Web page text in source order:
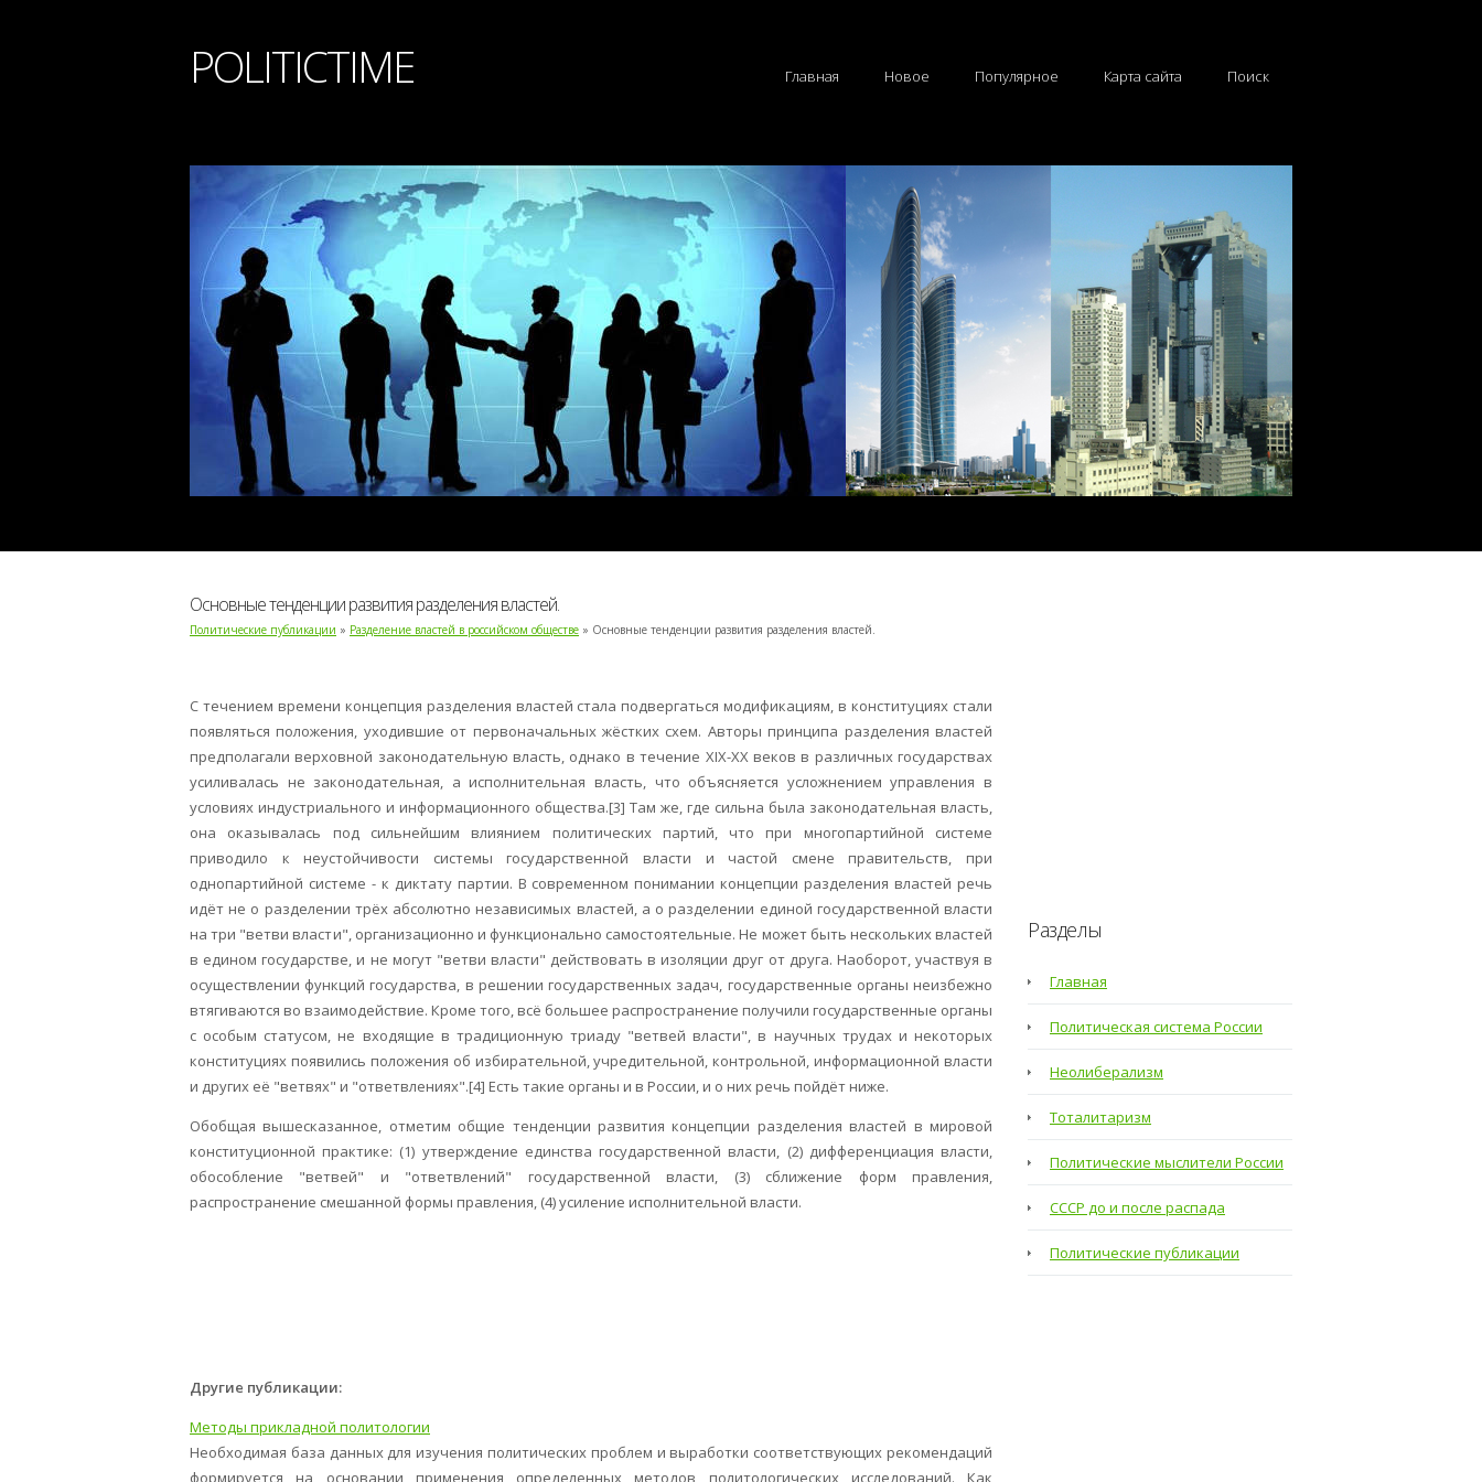
POLITICTIME Главная Новое Популярное Карта сайта Поиск
Основные тенденции развития разделения властей.
Политические публикации » Разделение властей в российском обществе » Основные тенденции развития разделения властей.
С течением времени концепция разделения властей стала подвергаться модификациям, в конституциях стали
появляться положения, уходившие от первоначальных жёстких схем. Авторы принципа разделения властей
предполагали верховной законодательную власть, однако в течение ХIХ-ХХ веков в различных государствах
усиливалась не законодательная, а исполнительная власть, что объясняется усложнением управления в
условиях индустриального и информационного общества.[3] Там же, где сильна была законодательная власть,
она оказывалась под сильнейшим влиянием политических партий, что при многопартийной системе
приводило к неустойчивости системы государственной власти и частой смене правительств, при
однопартийной системе - к диктату партии. В современном понимании концепции разделения властей речь
идёт не о разделении трёх абсолютно независимых властей, а о разделении единой государственной власти
на три "ветви власти", организационно и функционально самостоятельные. Не может быть нескольких властей
в едином государстве, и не могут "ветви власти" действовать в изоляции друг от друга. Наоборот, участвуя в
осуществлении функций государства, в решении государственных задач, государственные органы неизбежно
втягиваются во взаимодействие. Кроме того, всё большее распространение получили государственные органы
с особым статусом, не входящие в традиционную триаду "ветвей власти", в научных трудах и некоторых
конституциях появились положения об избирательной, учредительной, контрольной, информационной власти
и других её "ветвях" и "ответвлениях".[4] Есть такие органы и в России, и о них речь пойдёт ниже.
Обобщая вышесказанное, отметим общие тенденции развития концепции разделения властей в мировой
конституционной практике: (1) утверждение единства государственной власти, (2) дифференциация власти,
обособление "ветвей" и "ответвлений" государственной власти, (3) сближение форм правления,
распространение смешанной формы правления, (4) усиление исполнительной власти.
Другие публикации:
Методы прикладной политологии
Необходимая база данных для изучения политических проблем и выработки соответствующих рекомендаций
формируется на основании применения определенных методов политологических исследований. Как
Разделы
Главная
Политическая система России
Неолиберализм
Тоталитаризм
Политические мыслители России
СССР до и после распада
Политические публикации